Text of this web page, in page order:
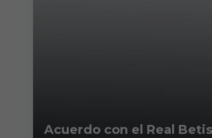
Acuerdo con el Real Betis